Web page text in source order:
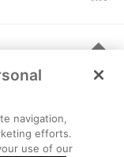
ルート
を見る
navigation,
efforts.
use of our